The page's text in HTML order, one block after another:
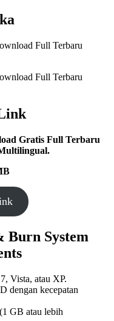
Gratis Full Terbaru
Burn System
Vista, atau XP.
dengan kecepatan
GB atau lebih